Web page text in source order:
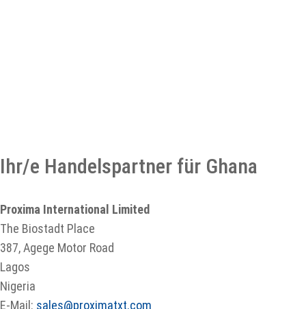
Ihr/e Handelspartner für Ghana
Proxima International Limited
The Biostadt Place
387, Agege Motor Road
Lagos
Nigeria
E-Mail: sales@proximatxt.com